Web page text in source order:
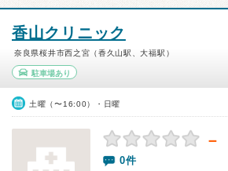
香山クリニック
奈良県桜井市西之宮（香久山駅、大福駅）
駐車場あり
土曜（〜16:00）・日曜
－
0件